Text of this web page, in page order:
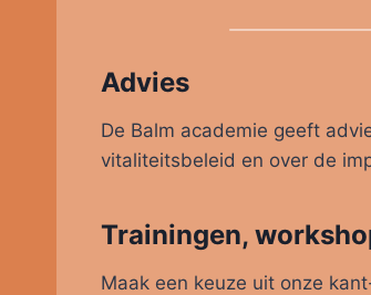
Advies
De Balm academie geeft
vitaliteitsbeleid en over de
Trainingen,
Maak een keuze uit onze